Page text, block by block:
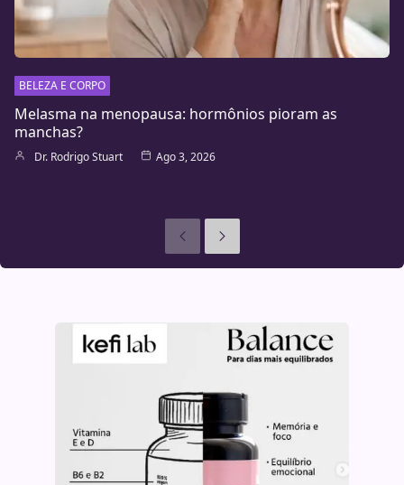
BELEZA E CORPO
Melasma na menopausa: hormônios pioram as
manchas?
Dr. Rodrigo Stuart Ago 3, 2026
AnterioresSeguinte